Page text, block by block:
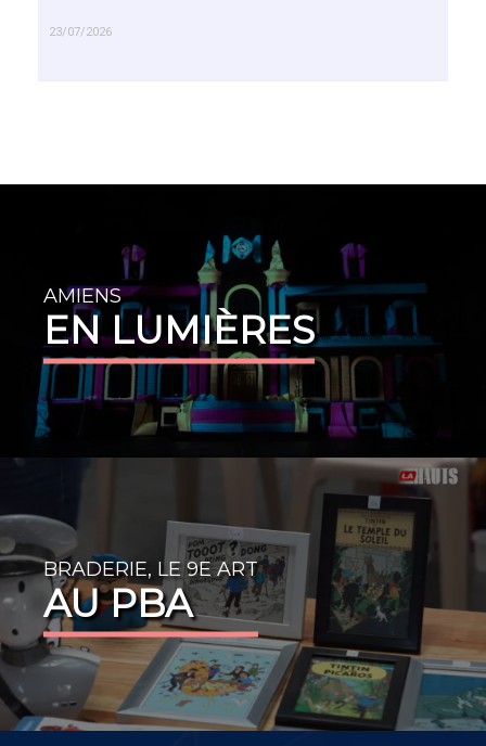
23/07/2026
AMIENS
EN LUMIÈRES
BRADERIE, LE 9E ART
AU PBA